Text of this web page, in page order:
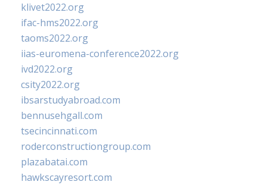
klivet2022.org
ifac-hms2022.org
taoms2022.org
iias-euromena-conference2022.org
ivd2022.org
csity2022.org
ibsarstudyabroad.com
bennusehgall.com
tsecincinnati.com
roderconstructiongroup.com
plazabatai.com
hawkscayresort.com